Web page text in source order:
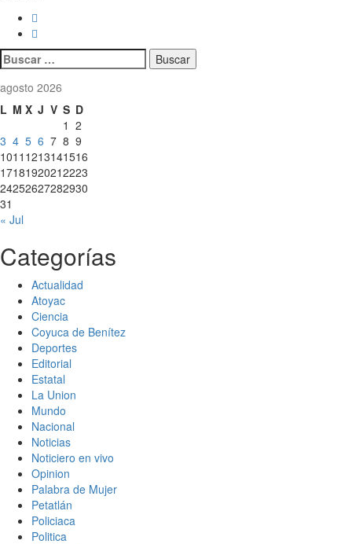
Buscar:
agosto 2026
L M X J V S D
1 2
3 4 5 6 7 8 9
1011 1213141516
17181920212223
24252627282930
31
« Jul
Categorías
Actualidad
Atoyac
Ciencia
Coyuca de Benítez
Deportes
Editorial
Estatal
La Union
Mundo
Nacional
Noticias
Noticiero en vivo
Opinion
Palabra de Mujer
Petatlán
Policiaca
Politica